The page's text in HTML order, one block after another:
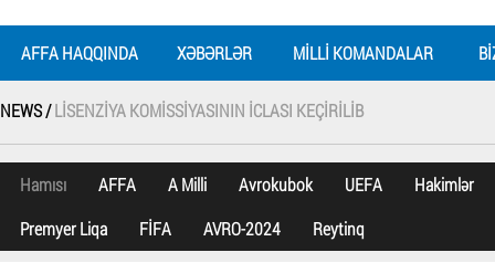
AFFA HAQQINDA XƏBƏRLƏR MILLI KOMANDALAR
NEWS /LISENZIYA KOMISSIYASININ ICLASI KEÇIRILIB
Hamısı AFFA A Milli Avrokubok UEFA
Hakimlər
Premyer Liqa
FİFA AVRO-2024 Reytinq